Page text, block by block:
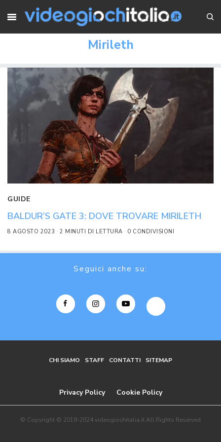
Mirileth
GUIDE
BALDUR’S GATE 3: DOVE TROVARE MIRILETH
8 AGOSTO 2023 2 MINUTI DI LETTURA 0 CONDIVISIONI
Seguici anche su:
CHI SIAMO STAFF CONTATTI SITEMAP
Privacy Policy Cookie Policy
© Copyright © 2019-2024 videogiochitalia.it All Rights Reserved